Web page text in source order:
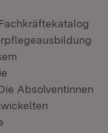
Absolventinnen